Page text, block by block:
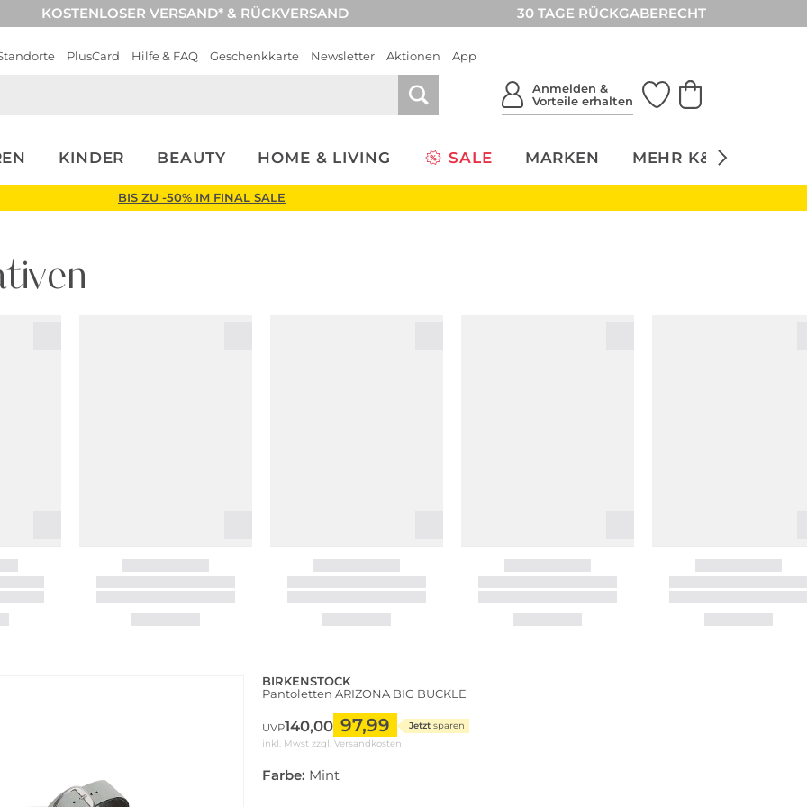
KOSTENLOSER VERSAND* & RÜCKVERSAND 30 TAGE RÜCKGABERECHT
PlusCard Hilfe & FAQ Geschenkkarte Newsletter Aktionen App
Anmelden &
Vorteile erhalten
KINDER BEAUTY HOME & LIVING SALE MARKEN MEHR K&Ö
BIS ZU -50% IM FINAL SALE
BIRKENSTOCK
Pantoletten ARIZONA BIG BUCKLE
UVP140,00 97,99 Jetzt sparen
inkl. Mwst zzgl. Versandkosten
Farbe: Mint